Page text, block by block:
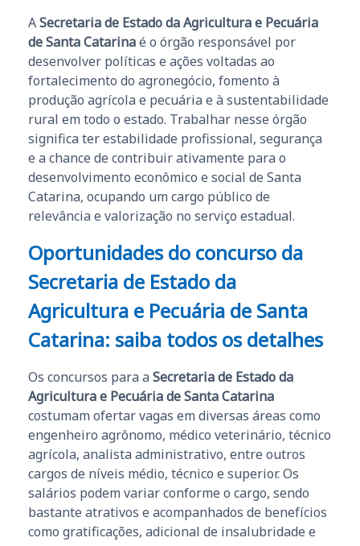
ASecretaria de Estado da Agricultura e Pecuária
de Santa Catarinaé o órgão responsável por
desenvolver políticas e ações voltadas ao
fortalecimento do agronegócio, fomento à
produção agrícola e pecuária e à sustentabilidade
rural em todo o estado. Trabalhar nesse órgão
significa ter estabilidade profissional, segurança
e a chance de contribuir ativamente para o
desenvolvimento econômico e social de Santa
Catarina, ocupando um cargo público de
relevância e valorização no serviço estadual.
Oportunidades do concurso da
Secretaria de Estado da
Agricultura e Pecuária de Santa
Catarina: saiba todos os detalhes
Os concursos para a Secretaria de Estado da
Agricultura e Pecuária de Santa Catarina
costumam ofertar vagas em diversas áreas como
engenheiro agrônomo, médico veterinário, técnico
agrícola, analista administrativo, entre outros
cargos de níveis médio, técnico e superior. Os
salários podem variar conforme o cargo, sendo
bastante atrativos e acompanhados de benefícios
como gratificações, adicional de insalubridade e